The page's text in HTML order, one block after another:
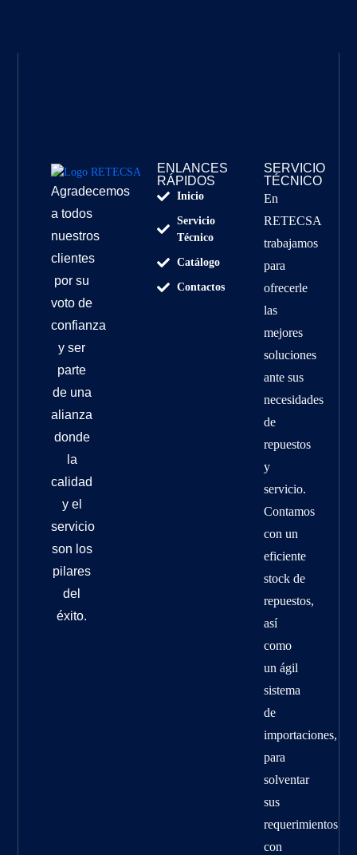
Agradecemos
a todos
nuestros
clientes
por su
voto de
confianza
y ser
parte
de una
alianza
donde
la
calidad
y el
servicio
son los
pilares
del
éxito.
ENLANCES
RÁPIDOS
Inicio
Servicio
Técnico
Catálogo
Contactos
SERVICIO
TÉCNICO
En
RETECSA
trabajamos
para
ofrecerle
las
mejores
soluciones
ante sus
necesidades
de
repuestos
y
servicio.
Contamos
con un
eficiente
stock de
repuestos,
así
como
un ágil
sistema
de
importaciones,
para
solventar
sus
requerimientos
con